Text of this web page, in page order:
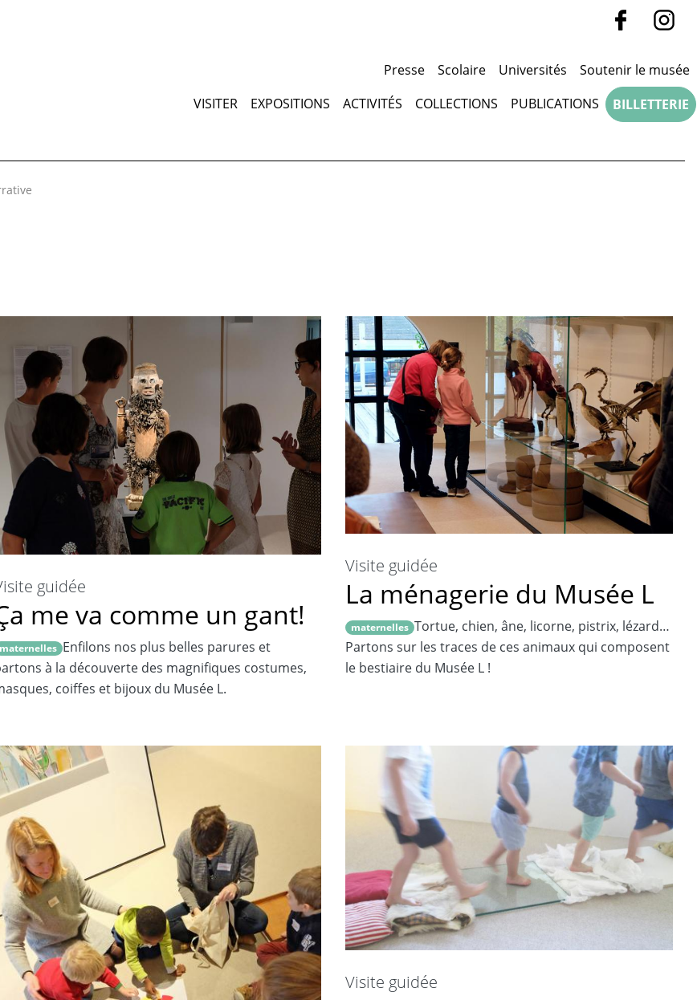
Presse Scolaire Universités Soutenir le musée
Maimenu
VISITER EXPOSITIONS ACTIVITÉS COLLECTIONS PUBLICATIONS BILLETTERIE
guidée
me va comme un gant!
maternelles Enfilons nos plus belles parures et
à la découverte des magnifiques costumes,
coiffes et bijoux du Musée L.
Visite guidée
La ménagerie du Musée L
maternelles Tortue, chien, âne, licorne, pistrix, lézard…
Partons sur les traces de ces animaux qui composent
le bestiaire du Musée L !
Visite guidée